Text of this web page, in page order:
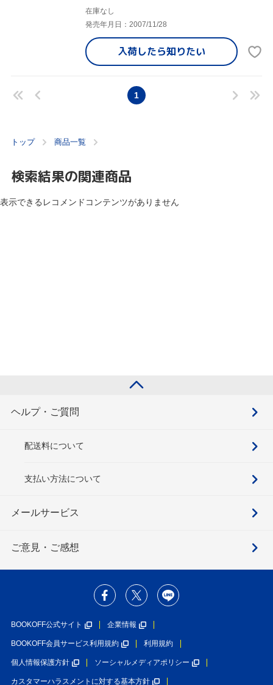
在庫なし
発売年月日：2007/11/28
入荷したら知りたい
1
トップ 商品一覧
検索結果の関連商品
表示できるレコメンドコンテンツがありません
ヘルプ・ご質問
配送料について
支払い方法について
メールサービス
ご意見・ご感想
BOOKOFF公式サイト 企業情報
BOOKOFF会員サービス利用規約 利用規約
個人情報保護方針 ソーシャルメディアポリシー
カスタマーハラスメントに対する基本方針